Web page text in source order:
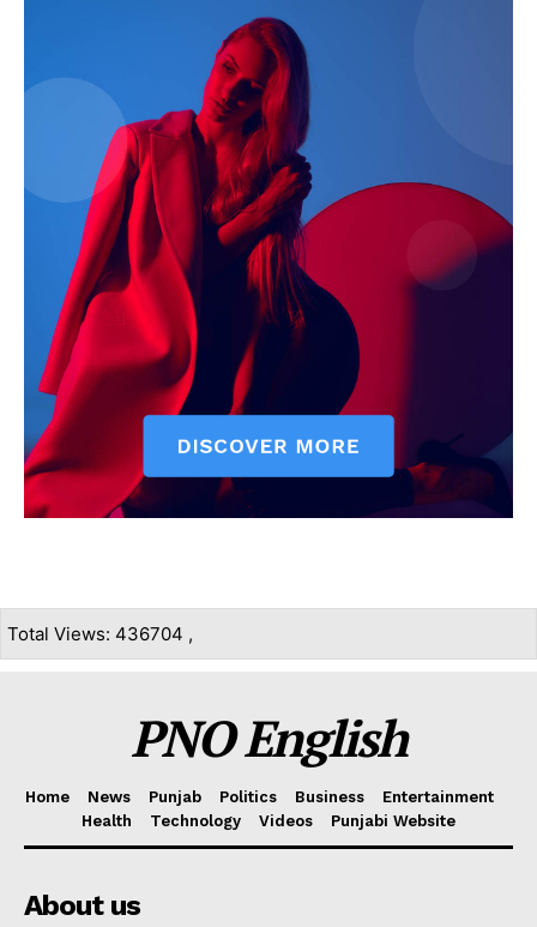
Total Views: 436704 ,
PNO English
Home News Punjab Politics Business
Entertainment
Health
Technology Videos Punjabi Website
About us